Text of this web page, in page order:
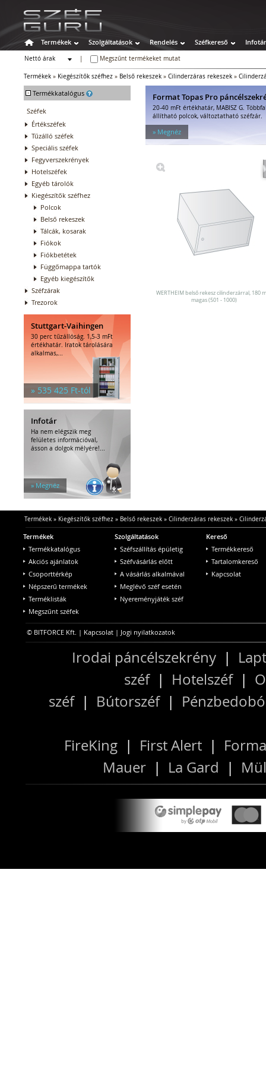
Termékek Szolgáltatások Rendelés Széfkereső Infotár
Nettó árak
Megszűnt termékeket mutat
Termékek » Kiegészítők széfhez » Belső rekeszek » Cilinderzáras rekeszek »
- Termékkatalógus
Széfek
Értékszéfek
Tűzálló széfek
Speciális széfek
Fegyverszekrények
Hotelszéfek
Egyéb tárolók
Kiegészítők széfhez
Polcok
Belső rekeszek
Tálcák, kosarak
Fiókok
Fiókbetétek
Függőmappa tartók
Egyéb kiegészítők
Széfzárak
Trezorok
Stuttgart-Vaihingen
30 perc tűzállóság. 1,5-3 mFt
értékhatár. Iratok tárolására
alkalmas,...
» 535 425 Ft-tól
Infotár
Ha nem elégszik meg
felületes információval,
ásson a dolgok mélyére!...
» Megnéz
Format Topas Pro
20-40 mFt értékhatár, MABISZ G.
állítható polcok, változtatható széfzár.
» Megnéz
WERTHEIM belső rekesz cilinderzárral, 180
magas (501 - 1000)
Termékek» Kiegészítők széfhez» Belső rekeszek» Cilinderzáras rekeszek»
Termékek
Termékkatalógus
Akciós ajánlatok
Csoporttérkép
Népszerű termékek
Terméklisták
Megszűnt széfek
Szolgáltatások
Széfszállítás épületig
Széfvásárlás előtt
A vásárlás alkalmával
Meglévő széf esetén
Nyereményjáték széf
Kereső
Termékkereső
Tartalomkereső
Kapcsolat
© BITFORCE Kft. | Kapcsolat | Jogi nyilatkozatok
Irodai páncélszekrény |
széf| Hotelszéf|
széf| Bútorszéf|
FireKing | First Alert |
Mauer | La Gard |